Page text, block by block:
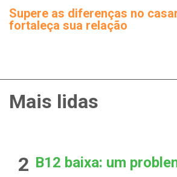
Supere as diferenças no
fortaleça sua relação
Mais lidas
2 B12 baixa: um